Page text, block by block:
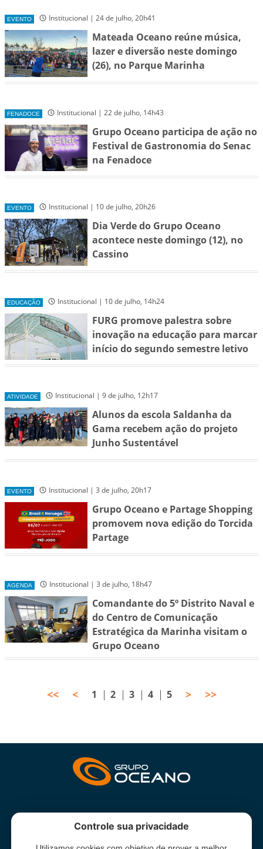
EVENTO Institucional | 24 de julho, 20h41
Mateada Oceano reúne música,
lazer e diversão neste domingo
(26), no Parque Marinha
FENADOCE Institucional | 22 de julho, 14h43
Grupo Oceano participa de ação no
Festival de Gastronomia do Senac
na Fenadoce
EVENTO Institucional | 10 de julho, 20h26
Dia Verde do Grupo Oceano
acontece neste domingo (12), no
Cassino
EDUCAÇÃO Institucional | 10 de julho, 14h24
FURG promove palestra sobre
inovação na educação para marcar
início do segundo semestre letivo
ATIVIDADE Institucional | 9 de julho, 12h17
Alunos da escola Saldanha da
Gama recebem ação do projeto
Junho Sustentável
EVENTO Institucional | 3 de julho, 20h17
Grupo Oceano e Partage Shopping
promovem nova edição do Torcida
Partage
AGENDA Institucional | 3 de julho, 18h47
Comandante do 5º Distrito Naval e
do Centro de Comunicação
Estratégica da Marinha visitam o
Grupo Oceano
<< < 1 2 3 4 5 > >>
INSTITUCIONAL
Controle sua privacidade